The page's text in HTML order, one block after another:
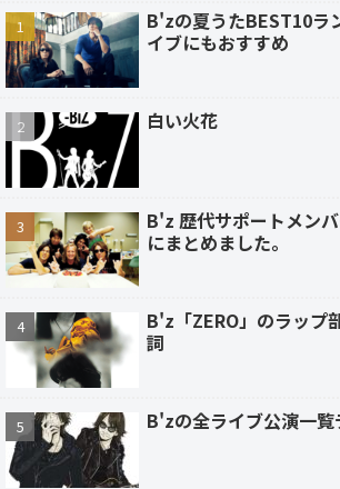
B'zの夏うたBEST10ラ
イブにもおすすめ
白い火花
B'z 歴代サポートメン
にまとめました。
B'z「ZERO」のラップ
詞
B'zの全ライブ公演一覧